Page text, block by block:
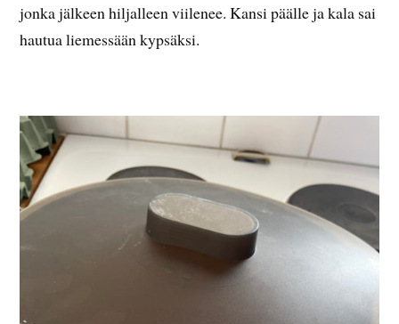
jonka jälkeen hiljalleen viilenee. Kansi päälle ja kala sai
hautua liemessään kypsäksi.